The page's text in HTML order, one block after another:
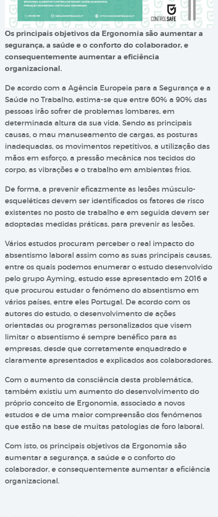
Os principais objetivos da Ergonomia são aumentar a
segurança, a saúde e o conforto do colaborador, e
consequentemente aumentar a eficiência
organizacional.
De acordo com a Agência Europeia para a Segurança e a
Saúde no Trabalho, estima-se que entre 60% a 90% das
pessoas irão sofrer de problemas lombares, em
determinada altura da sua vida. Sendo as principais
causas, o mau manuseamento de cargas, as posturas
inadequadas, os movimentos repetitivos, a utilização das
mãos em esforço, a pressão mecânica nos tecidos do
corpo, as vibrações e o trabalho em ambientes frios.
De forma, a prevenir eficazmente as lesões músculo-
esqueléticas devem ser identificados os fatores de risco
existentes no posto de trabalho e em seguida devem ser
adoptadas medidas práticas, para prevenir as lesões.
Vários estudos procuram perceber o real impacto do
absentismo laboral assim como as suas principais causas,
entre os quais podemos enumerar o estudo desenvolvido
pelo grupo Ayming, estudo esse apresentado em 2016 e
que procurou estudar o fenómeno do absentismo em
vários países, entre eles Portugal. De acordo com os
autores do estudo, o desenvolvimento de ações
orientadas ou programas personalizados que visem
limitar o absentismo é sempre benéfico para as
empresas, desde que corretamente enquadrado e
claramente apresentados e explicados aos colaboradores.
Com o aumento da consciência desta problemática,
também existiu um aumento do desenvolvimento do
próprio conceito de Ergonomia, associado a novos
estudos e de uma maior compreensão dos fenómenos
que estão na base de muitas patologias de foro laboral.
Com isto, os principais objetivos da Ergonomia são
aumentar a segurança, a saúde e o conforto do
colaborador, e consequentemente aumentar a eficiência
organizacional.